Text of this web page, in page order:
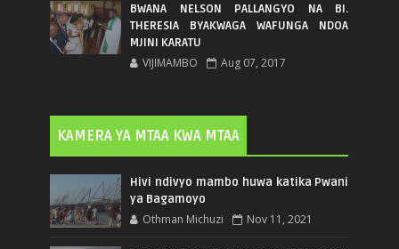
BWANA NELSON PALLANGYO NA BI.
THERESIA BYAKWAGA WAFUNGA NDOA
MJINI KARATU
VIJIMAMBO Aug 07, 2017
KAMERA YA MTAA KWA MTAA
Hivi ndivyo mambo huwa katika Pwani
ya Bagamoyo
Othman Michuzi Nov 11, 2021